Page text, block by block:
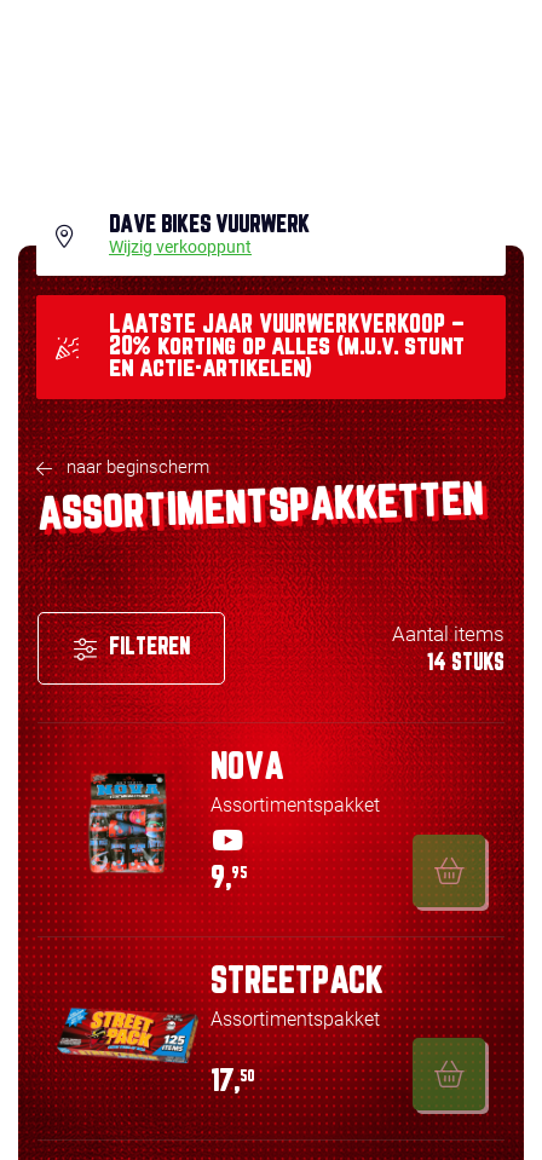
DAVE BIKES VUURWERK
Wijzig verkooppunt
LAATSTE JAAR VUURWERKVERKOOP –
20% korting op alles (m.u.v. stunt
en actie-artikelen)
naar beginscherm
ASSORTIMENTSPAKKETTEN
FILTEREN
Aantal items
14 STUKS
NOVA
Assortimentspakket
9,95
STREETPACK
Assortimentspakket
17,50